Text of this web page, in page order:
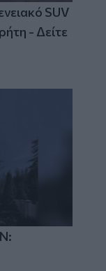
SUV
- Δείτε